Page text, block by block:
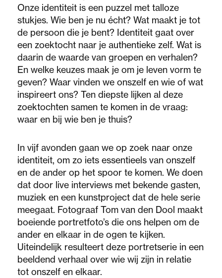
Onze identiteit is een puzzel met talloze
stukjes. Wie ben je nu écht? Wat maakt je tot
de persoon die je bent? Identiteit gaat over
een zoektocht naar je authentieke zelf. Wat is
daarin de waarde van groepen en verhalen?
En welke keuzes maak je om je leven vorm te
geven? Waar vinden we onszelf en wie of wat
inspireert ons? Ten diepste lijken al deze
zoektochten samen te komen in de vraag:
waar en bij wie ben je thuis?
In vijf avonden gaan we op zoek naar onze
identiteit, om zo iets essentieels van onszelf
en de ander op het spoor te komen. We doen
dat door live interviews met bekende gasten,
muziek en een kunstproject dat de hele serie
meegaat. Fotograaf Tom van den Dool maakt
boeiende portretfoto’s die ons helpen om de
ander en elkaar in de ogen te kijken.
Uiteindelijk resulteert deze portretserie in een
beeldend verhaal over wie wij zijn in relatie
tot onszelf en elkaar.